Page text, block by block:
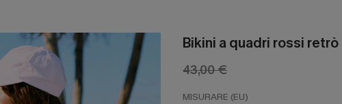
Bikini a quadri rossi retrò
43,00 €
MISURARE (EU)